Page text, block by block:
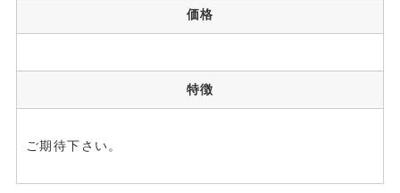
価格
特徴
ご期待下さい。